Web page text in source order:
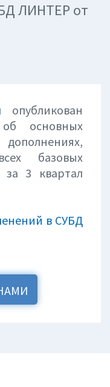
ЛИНТЕР от
опубликован
основных
базовых
3 квартал
в СУБД